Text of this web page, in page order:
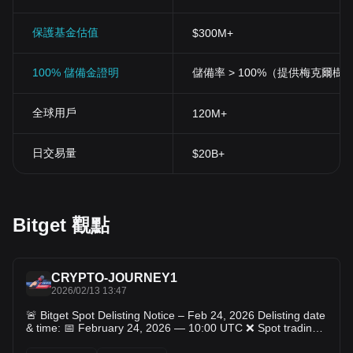
保護基金估值 $300M+
100% 儲備金證明 儲備率 > 100%（提供梅克爾樹
全球用戶 120M+
日交易量 $20B+
Bitget 觀點
CRYPTO-JOURNEY1
2026/02/13 13:47
🚨 Bitget Spot Delisting Notice – Feb 24, 2026 Delisting date
& time: 📅 February 24, 2026 — 10:00 UTC ❌ Spot trading